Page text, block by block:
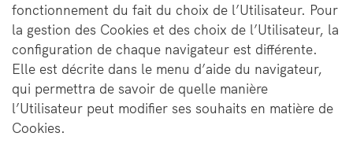
fonctionnement du fait du choix de l’Utilisateur. Pour
la gestion des Cookies et des choix de l’Utilisateur, la
configuration de chaque navigateur est différente.
Elle est décrite dans le menu d’aide du navigateur,
qui permettra de savoir de quelle manière
l’Utilisateur peut modifier ses souhaits en matière de
Cookies.